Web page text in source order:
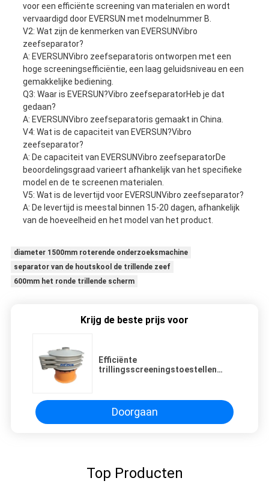
voor een efficiënte screening van materialen en wordt
vervaardigd door EVERSUN met modelnummer B.
V2: Wat zijn de kenmerken van EVERSUNVibro
zeefseparator?
A: EVERSUNVibro zeefseparatoris ontworpen met een
hoge screeningsefficiëntie, een laag geluidsniveau en een
gemakkelijke bediening.
Q3: Waar is EVERSUN?Vibro zeefseparatorHeb je dat
gedaan?
A: EVERSUNVibro zeefseparatoris gemaakt in China.
V4: Wat is de capaciteit van EVERSUN?Vibro
zeefseparator?
A: De capaciteit van EVERSUNVibro zeefseparatorDe
beoordelingsgraad varieert afhankelijk van het specifieke
model en de te screenen materialen.
V5: Wat is de levertijd voor EVERSUNVibro zeefseparator?
A: De levertijd is meestal binnen 15-20 dagen, afhankelijk
van de hoeveelheid en het model van het product.
diameter 1500mm roterende onderzoeksmachine
separator van de houtskool de trillende zeef
600mm het ronde trillende scherm
Krijg de beste prijs voor
Efficiënte
trillingsscreeningstoestellen
Doorgaan
Top Producten